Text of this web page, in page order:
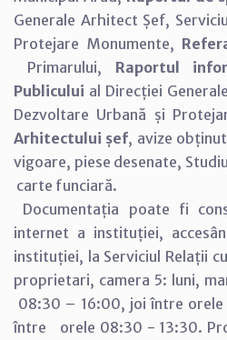
Generale Arhitect Șef,
Protejare Monumente,
Primarului, Raportul
Publicului al Direcției
Dezvoltare Urbană și
Arhitectului șef, avize
vigoare, piese desenate,
carte funciară.
Documentația poate fi
internet a instituției,
instituției, la Serviciul Relații
proprietari, camera 5: luni,
08:30 – 16:00, joi între
între orele 08:30 - 13:30.